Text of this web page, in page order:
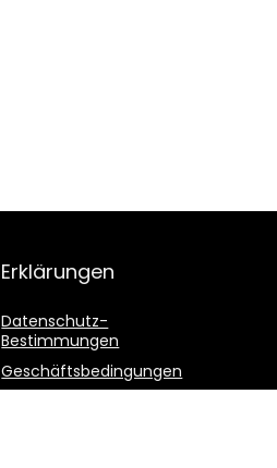
Erklärungen
Datenschutz-
Bestimmungen
Geschäftsbedingungen